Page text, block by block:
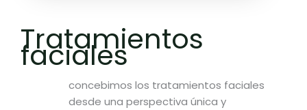
Tratamientos
faciales
concebimos los tratamientos faciales
desde una perspectiva única y